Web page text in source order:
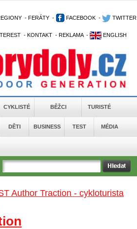
- FERÁTY - FACEBOOK - TWITTER
- KONTAKT - REKLAMA - ENGLISH
CYKLISTÉ BĚŽCI TURISTÉ
DĚTI BUSINESS TEST MÉDIA
Author Traction - cykloturista